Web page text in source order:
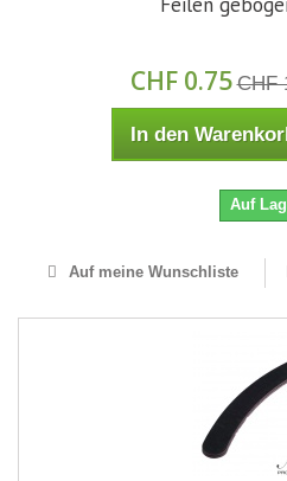
CHF 0.75 CHF
In den
Auf
Auf meine Wunschliste